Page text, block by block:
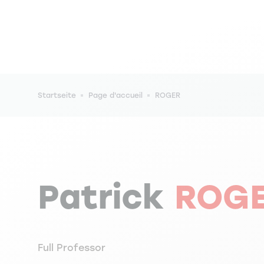
Pfadnavigation
Startseite Page d'accueil ROGER
Patrick
Full Professor